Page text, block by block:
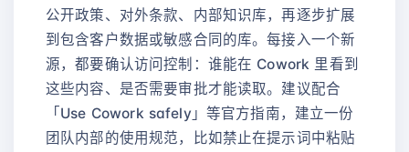
公开政策、对外条款、内部知识库，再逐步扩展
到包含客户数据或敏感合同的库。每接入一个新
源，都要确认访问控制：谁能在 Cowork 里看到
这些内容、是否需要审批才能读取。建议配合
「Use Cowork safely」等官方指南，建立一份
团队内部的使用规范，比如禁止在提示词中粘贴